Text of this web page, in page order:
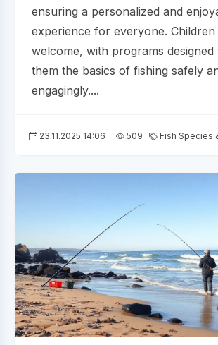
ensuring a personalized and
experience for everyone. Children
welcome, with programs designed
them the basics of fishing safely
engagingly....
23.11.2025 14:06 509 Fish Species